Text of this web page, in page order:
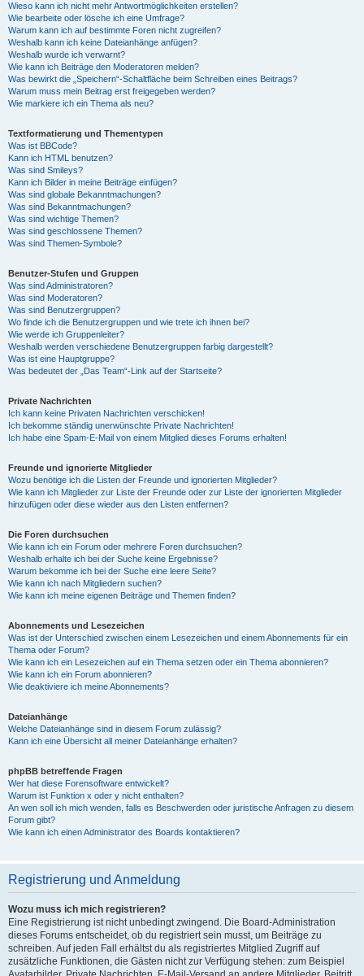
Wieso kann ich nicht mehr Antwortmöglichkeiten erstellen?
Wie bearbeite oder lösche ich eine Umfrage?
Warum kann ich auf bestimmte Foren nicht zugreifen?
Weshalb kann ich keine Dateianhänge anfügen?
Weshalb wurde ich verwarnt?
Wie kann ich Beiträge den Moderatoren melden?
Was bewirkt die „Speichern“-Schaltfläche beim Schreiben eines Beitrags?
Warum muss mein Beitrag erst freigegeben werden?
Wie markiere ich ein Thema als neu?
Textformatierung und Thementypen
Was ist BBCode?
Kann ich HTML benutzen?
Was sind Smileys?
Kann ich Bilder in meine Beiträge einfügen?
Was sind globale Bekanntmachungen?
Was sind Bekanntmachungen?
Was sind wichtige Themen?
Was sind geschlossene Themen?
Was sind Themen-Symbole?
Benutzer-Stufen und Gruppen
Was sind Administratoren?
Was sind Moderatoren?
Was sind Benutzergruppen?
Wo finde ich die Benutzergruppen und wie trete ich ihnen bei?
Wie werde ich Gruppenleiter?
Weshalb werden verschiedene Benutzergruppen farbig dargestellt?
Was ist eine Hauptgruppe?
Was bedeutet der „Das Team“-Link auf der Startseite?
Private Nachrichten
Ich kann keine Privaten Nachrichten verschicken!
Ich bekomme ständig unerwünschte Private Nachrichten!
Ich habe eine Spam-E-Mail von einem Mitglied dieses Forums erhalten!
Freunde und ignorierte Mitglieder
Wozu benötige ich die Listen der Freunde und ignorierten Mitglieder?
Wie kann ich Mitglieder zur Liste der Freunde oder zur Liste der ignorierten Mitglieder
hinzufügen oder diese wieder aus den Listen entfernen?
Die Foren durchsuchen
Wie kann ich ein Forum oder mehrere Foren durchsuchen?
Weshalb erhalte ich bei der Suche keine Ergebnisse?
Warum bekomme ich bei der Suche eine leere Seite?
Wie kann ich nach Mitgliedern suchen?
Wie kann ich meine eigenen Beiträge und Themen finden?
Abonnements und Lesezeichen
Was ist der Unterschied zwischen einem Lesezeichen und einem Abonnements für ein
Thema oder Forum?
Wie kann ich ein Lesezeichen auf ein Thema setzen oder ein Thema abonnieren?
Wie kann ich ein Forum abonnieren?
Wie deaktiviere ich meine Abonnements?
Dateianhänge
Welche Dateianhänge sind in diesem Forum zulässig?
Kann ich eine Übersicht all meiner Dateianhänge erhalten?
phpBB betreffende Fragen
Wer hat diese Forensoftware entwickelt?
Warum ist Funktion x oder y nicht enthalten?
An wen soll ich mich wenden, falls es Beschwerden oder juristische Anfragen zu diesem
Forum gibt?
Wie kann ich einen Administrator des Boards kontaktieren?
Registrierung und Anmeldung
Wozu muss ich mich registrieren?
Eine Registrierung ist nicht unbedingt zwingend. Die Board-Administration
dieses Forums entscheidet, ob du registriert sein musst, um Beiträge zu
schreiben. Auf jeden Fall erhältst du als registriertes Mitglied Zugriff auf
zusätzliche Funktionen, die Gästen nicht zur Verfügung stehen: zum Beispiel